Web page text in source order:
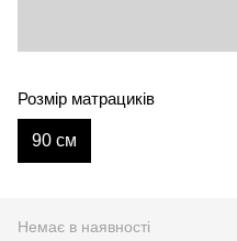
Розмір матрациків
90 см
Немає в наявності